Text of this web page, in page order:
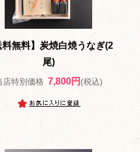
料無料】炭焼白焼うなぎ(2
尾)
店特別価格 7,800円 (税込)